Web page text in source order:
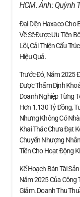
HCM. Ảnh:Quỳnh
Đại Diện Haxaco Cho
Về Sẽ Được Ưu Tiên
Lõi, Cải Thiện Cấu
Hiệu Quả.
Trước Đó, Năm 2025
Được Thẩm Định
Doanh Nghiệp Từng
Hơn 1.130 Tỷ Đồng,
Nhưng Không Có
Khai Thác Chưa Đạt
Chuyển Nhượng
Tiền Cho Hoạt Động
Kế Hoạch Bán Tài
Năm 2025 Của Công
Giảm. Doanh Thu